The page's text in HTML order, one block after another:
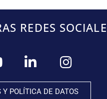
REDES
POLÍTICA DE DATOS